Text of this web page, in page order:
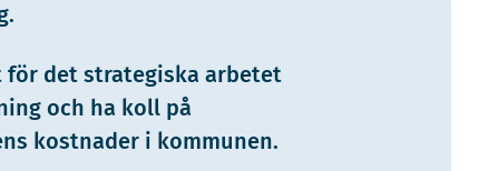
för det strategiska arbetet
och ha koll på
kostnader i kommunen.